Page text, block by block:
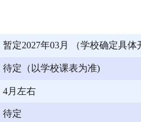
暂定2027年03月 （学校确定具
待定（以学校课表为准)
4月左右
待定